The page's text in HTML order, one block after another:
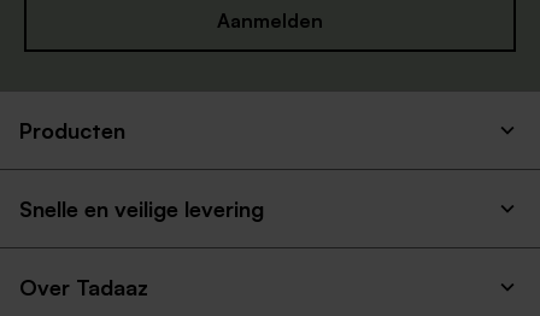
Aanmelden
Producten
Snelle en veilige levering
Over Tadaaz